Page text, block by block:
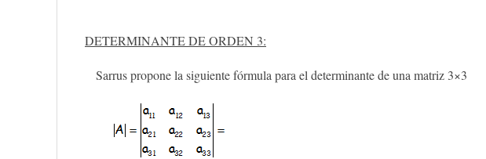
DETERMINANTE DE ORDEN 3:
Sarrus propone la siguiente fórmula para el determinante de una matriz 3×3